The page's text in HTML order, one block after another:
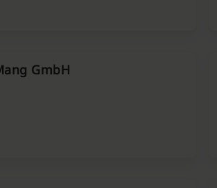
GmbH